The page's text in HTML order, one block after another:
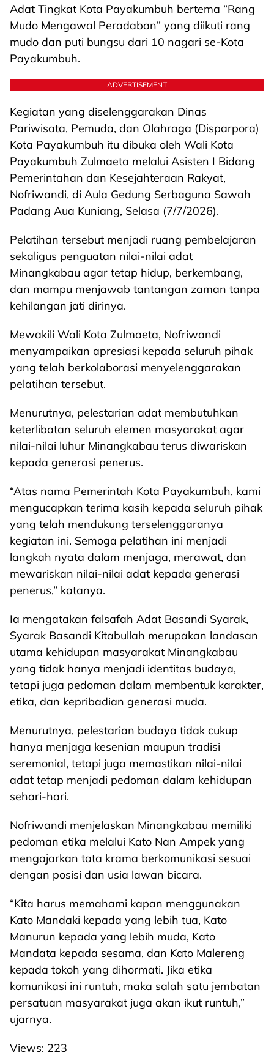
Adat Tingkat Kota Payakumbuh bertema “Rang
Mudo Mengawal Peradaban” yang diikuti rang
mudo dan puti bungsu dari 10 nagari se-Kota
Payakumbuh.
ADVERTISEMENT
Kegiatan yang diselenggarakan Dinas
Pariwisata, Pemuda, dan Olahraga (Disparpora)
Kota Payakumbuh itu dibuka oleh Wali Kota
Payakumbuh Zulmaeta melalui Asisten I Bidang
Pemerintahan dan Kesejahteraan Rakyat,
Nofriwandi, di Aula Gedung Serbaguna Sawah
Padang Aua Kuniang, Selasa (7/7/2026).
Pelatihan tersebut menjadi ruang pembelajaran
sekaligus penguatan nilai-nilai adat
Minangkabau agar tetap hidup, berkembang,
dan mampu menjawab tantangan zaman tanpa
kehilangan jati dirinya.
Mewakili Wali Kota Zulmaeta, Nofriwandi
menyampaikan apresiasi kepada seluruh pihak
yang telah berkolaborasi menyelenggarakan
pelatihan tersebut.
Menurutnya, pelestarian adat membutuhkan
keterlibatan seluruh elemen masyarakat agar
nilai-nilai luhur Minangkabau terus diwariskan
kepada generasi penerus.
“Atas nama Pemerintah Kota Payakumbuh, kami
mengucapkan terima kasih kepada seluruh pihak
yang telah mendukung terselenggaranya
kegiatan ini. Semoga pelatihan ini menjadi
langkah nyata dalam menjaga, merawat, dan
mewariskan nilai-nilai adat kepada generasi
penerus,” katanya.
Ia mengatakan falsafah Adat Basandi Syarak,
Syarak Basandi Kitabullah merupakan landasan
utama kehidupan masyarakat Minangkabau
yang tidak hanya menjadi identitas budaya,
tetapi juga pedoman dalam membentuk karakter,
etika, dan kepribadian generasi muda.
Menurutnya, pelestarian budaya tidak cukup
hanya menjaga kesenian maupun tradisi
seremonial, tetapi juga memastikan nilai-nilai
adat tetap menjadi pedoman dalam kehidupan
sehari-hari.
Nofriwandi menjelaskan Minangkabau memiliki
pedoman etika melalui Kato Nan Ampek yang
mengajarkan tata krama berkomunikasi sesuai
dengan posisi dan usia lawan bicara.
“Kita harus memahami kapan menggunakan
Kato Mandaki kepada yang lebih tua, Kato
Manurun kepada yang lebih muda, Kato
Mandata kepada sesama, dan Kato Malereng
kepada tokoh yang dihormati. Jika etika
komunikasi ini runtuh, maka salah satu jembatan
persatuan masyarakat juga akan ikut runtuh,”
ujarnya.
Views: 223